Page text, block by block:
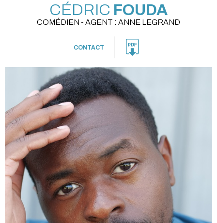
CÉDRIC FOUDA
COMÉDIEN - AGENT : ANNE LEGRAND
CONTACT